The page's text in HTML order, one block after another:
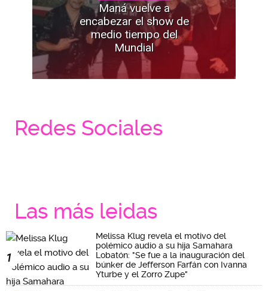
Maná vuelve a
encabezar el show de
medio tiempo del
Mundial
Redes Sociales
Las más leidas
1
Melissa Klug revela el motivo del
polémico audio a su hija Samahara
Lobatón: "Se fue a la inauguración del
búnker de Jefferson Farfán con Ivanna
Yturbe y el Zorro Zupe"